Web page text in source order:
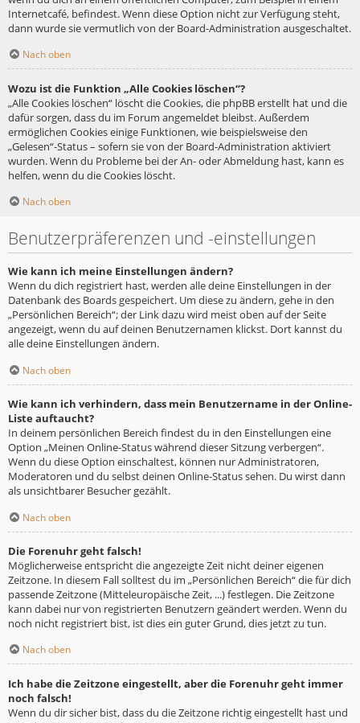
Internetcafé, befindest. Wenn diese Option nicht zur Verfügung steht,
dann wurde sie vermutlich von der Board-Administration ausgeschaltet.
Nach oben
Wozu ist die Funktion „Alle Cookies löschen“?
„Alle Cookies löschen“ löscht die Cookies, die phpBB erstellt hat und die
dafür sorgen, dass du im Forum angemeldet bleibst. Außerdem
ermöglichen Cookies einige Funktionen, wie beispielsweise den
„Gelesen“-Status – sofern sie von der Board-Administration aktiviert
wurden. Wenn du Probleme bei der An- oder Abmeldung hast, kann es
helfen, wenn du die Cookies löscht.
Nach oben
Benutzerpräferenzen und -einstellungen
Wie kann ich meine Einstellungen ändern?
Wenn du dich registriert hast, werden alle deine Einstellungen in der
Datenbank des Boards gespeichert. Um diese zu ändern, gehe in den
„Persönlichen Bereich“; der Link dazu wird meist oben auf der Seite
angezeigt, wenn du auf deinen Benutzernamen klickst. Dort kannst du
alle deine Einstellungen ändern.
Nach oben
Wie kann ich verhindern, dass mein Benutzername in der Online-
Liste auftaucht?
In deinem persönlichen Bereich findest du in den Einstellungen eine
Option „Meinen Online-Status während dieser Sitzung verbergen“.
Wenn du diese Option einschaltest, können nur Administratoren,
Moderatoren und du selbst deinen Online-Status sehen. Du wirst dann
als unsichtbarer Besucher gezählt.
Nach oben
Die Forenuhr geht falsch!
Möglicherweise entspricht die angezeigte Zeit nicht deiner eigenen
Zeitzone. In diesem Fall solltest du im „Persönlichen Bereich“ die für dich
passende Zeitzone (Mitteleuropäische Zeit, ...) festlegen. Die Zeitzone
kann dabei nur von registrierten Benutzern geändert werden. Wenn du
noch nicht registriert bist, ist dies ein guter Grund, dies jetzt zu tun.
Nach oben
Ich habe die Zeitzone eingestellt, aber die Forenuhr geht immer
noch falsch!
Wenn du dir sicher bist, dass du die Zeitzone richtig eingestellt hast und